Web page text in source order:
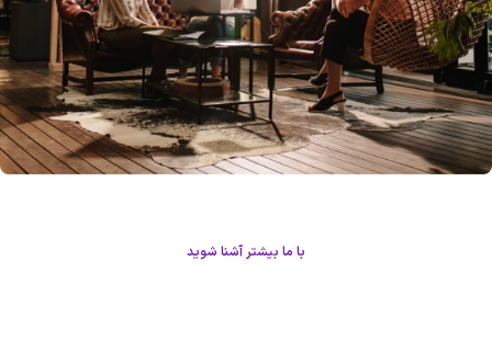
با ما بیشتر آشنا شوید